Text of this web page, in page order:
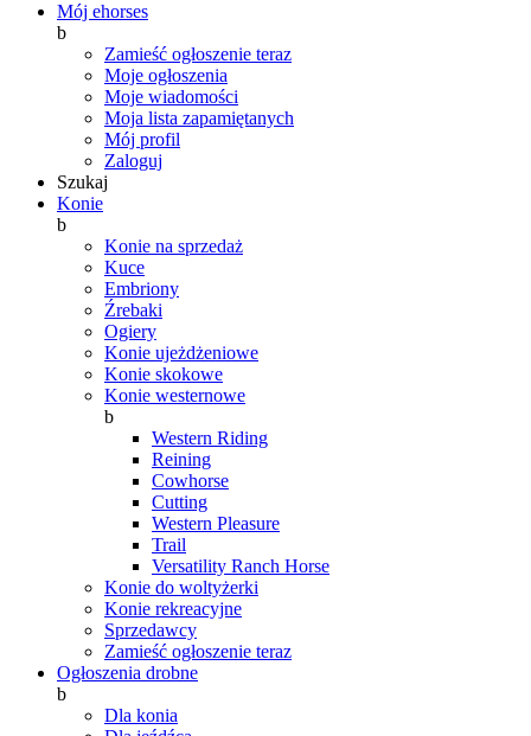
Mój ehorses
b
Zamieść ogłoszenie teraz
Moje ogłoszenia
Moje wiadomości
Moja lista zapamiętanych
Mój profil
Zaloguj
Szukaj
Konie
b
Konie na sprzedaż
Kuce
Embriony
Źrebaki
Ogiery
Konie ujeżdżeniowe
Konie skokowe
Konie westernowe
b
Western Riding
Reining
Cowhorse
Cutting
Western Pleasure
Trail
Versatility Ranch Horse
Konie do woltyżerki
Konie rekreacyjne
Sprzedawcy
Zamieść ogłoszenie teraz
Ogłoszenia drobne
b
Dla konia